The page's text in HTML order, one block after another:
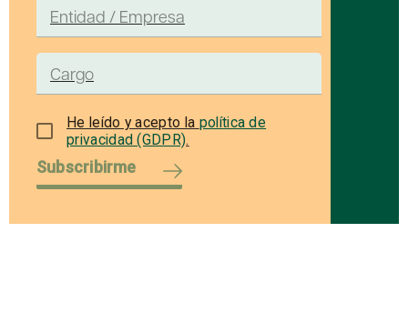
He leído y acepto la política de
privacidad (GDPR).
Subscribirme